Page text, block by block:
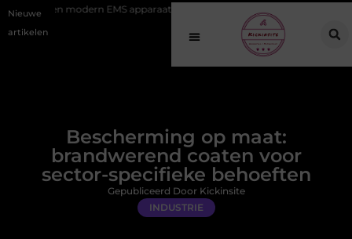
Nieuwe
artikelen
EMS apparaat Hoe online vindbaarheid verandert in 2026
Bescherming op maat:
brandwerend coaten voor
sector-specifieke behoeften
INDUSTRIE
Gepubliceerd Door Kickinsite